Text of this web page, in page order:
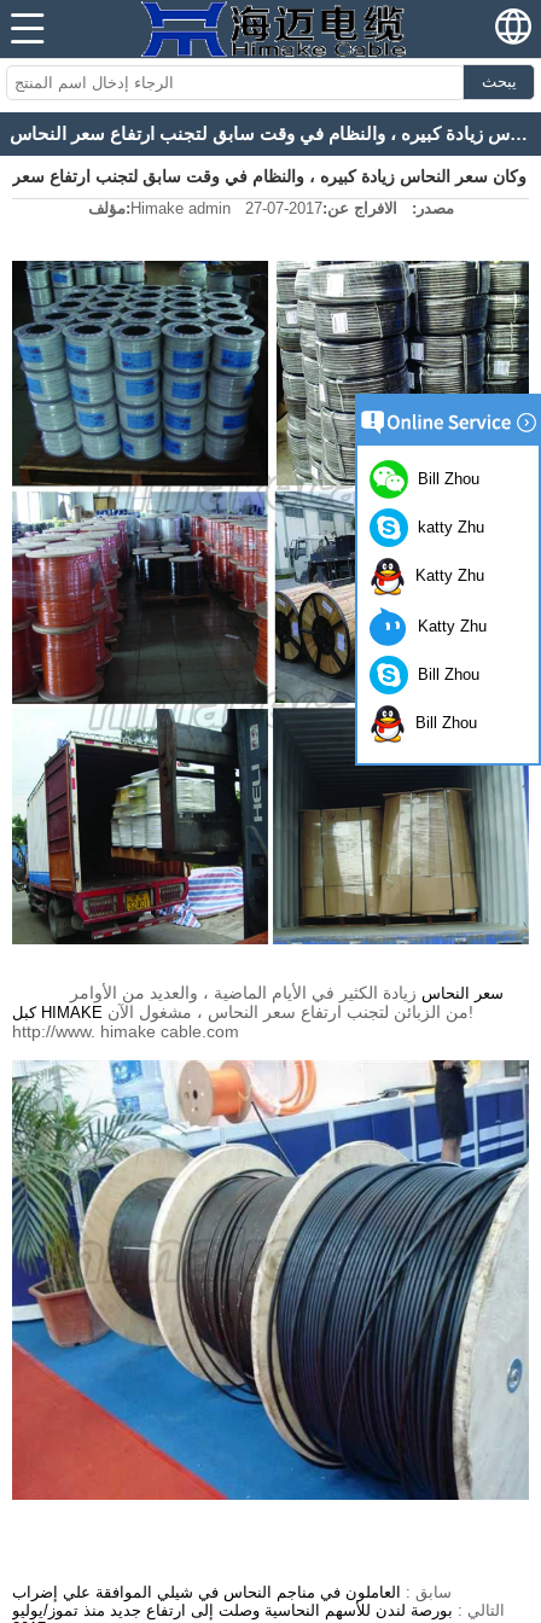
يبحث
وكان سعر النحاس زيادة كبيره ، والنظام في وقت سابق لتجنب ارتفاع سعر النحاس
وكان سعر النحاس زيادة كبيره ، والنظام في وقت سابق لتجنب ارتفاع سعر
مؤلف: Himake admin مصدر: الافراج عن:2017-07-27
سعر النحاس زيادة الكثير في الأيام الماضية ، والعديد من الأوامر
كبل HIMAKE
http://www. himake cable.com
سابق : العاملون في مناجم النحاس في شيلي الموافقة علي إضراب
التالي : بورصة لندن للأسهم النحاسية وصلت إلى ارتفاع جديد منذ تموز/يوليو
Bill Zhou
katty Zhu
Katty Zhu
Katty Zhu
Bill Zhou
Bill Zhou